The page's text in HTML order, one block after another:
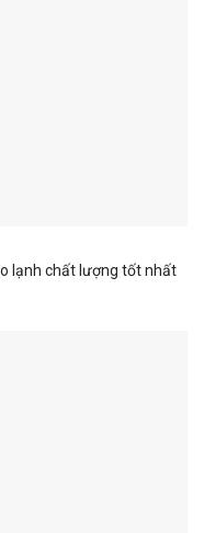
lạnh chất lượng tốt nhất